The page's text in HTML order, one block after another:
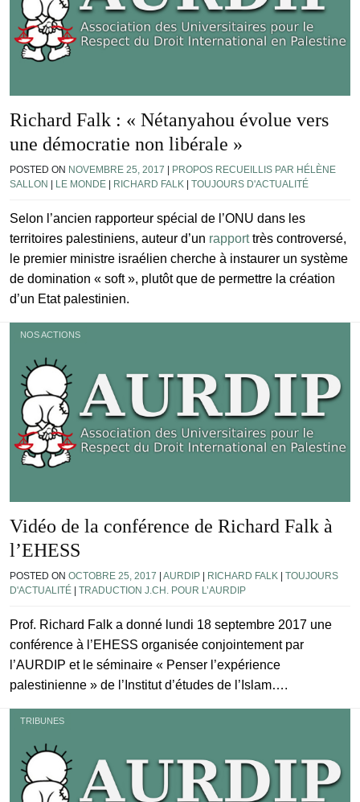
Richard Falk : « Nétanyahou évolue vers
une démocratie non libérale »
POSTED ON NOVEMBRE 25, 2017
PROPOS RECUEILLIS PAR HÉLÈNE
SALLON
LE MONDE RICHARD FALK TOUJOURS D'ACTUALITÉ
Selon l’ancien rapporteur spécial de l’ONU dans les
territoires palestiniens, auteur d’un rapporttrès controversé,
le premier ministre israélien cherche à instaurer un système
de domination « soft », plutôt que de permettre la création
d’un Etat palestinien.
NOS ACTIONS
Vidéo de la conférence de Richard Falk à
l’EHESS
POSTED ON OCTOBRE 25, 2017 | AURDIP | RICHARD FALK | TOUJOURS
D'ACTUALITÉ | TRADUCTION J.CH. POUR L’AURDIP
Prof. Richard Falk a donné lundi 18 septembre 2017 une
conférence à l’EHESS organisée conjointement par
l’AURDIP et le séminaire « Penser l’expérience
palestinienne » de l’Institut d’études de l’Islam….
TRIBUNES